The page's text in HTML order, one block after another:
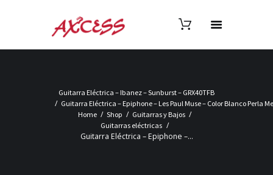
Guitarra Eléctrica – Ibanez – Sunburst – GRX40TFB
Guitarra Eléctrica – Epiphone – Les Paul Muse – Color Blanco Perla
Home
Shop
Guitarras y Bajos
Guitarras eléctricas
Guitarra Eléctrica – Epiphone –...